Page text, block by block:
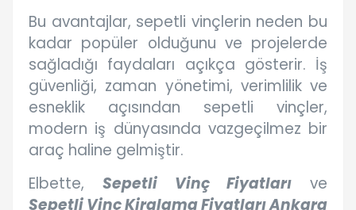
Bu avantajlar, sepetli vinçlerin neden bu
kadar popüler olduğunu ve projelerde
sağladığı faydaları açıkça gösterir. İş
güvenliği, zaman yönetimi, verimlilik ve
esneklik açısından sepetli vinçler,
modern iş dünyasında vazgeçilmez bir
araç haline gelmiştir.
Elbette, Sepetli Vinç Fiyatları ve
Sepetli Vinç Kiralama Fiyatları Ankara